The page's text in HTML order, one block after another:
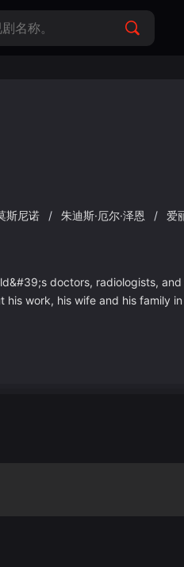
斯尼诺 / 朱迪斯·厄尔·泽恩 / 爱
doctors, radiologists,
work, his wife and his family